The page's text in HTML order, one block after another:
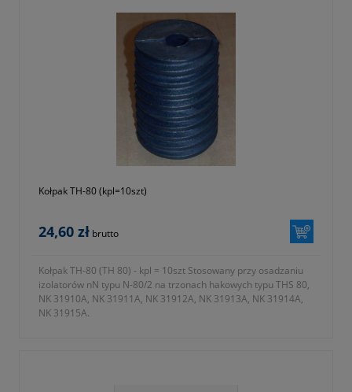
Kołpak TH-80 (kpl=10szt)
24,60 zł brutto
Kołpak TH-80 (TH 80) - kpl = 10szt Stosowany przy osadzaniu
izolatorów nN typu N-80/2 na trzonach hakowych typu THS 80,
NK 31910A, NK 31911A, NK 31912A, NK 31913A, NK 31914A,
NK 31915A.